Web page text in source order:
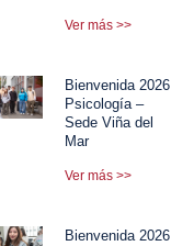
Ver más >>
Bienvenida 2026
Psicología –
Sede Viña del
Mar
Ver más >>
Bienvenida 2026